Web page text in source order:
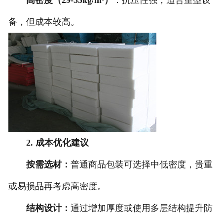
备，但成本较高。
2. 成本优化建议
按需选材： 普通商品包装可选择中低密度，贵重
或易损品再考虑高密度。
结构设计： 通过增加厚度或使用多层结构提升防